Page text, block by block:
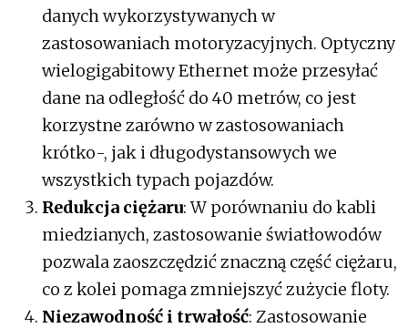
danych wykorzystywanych w
zastosowaniach motoryzacyjnych. Optyczny
wielogigabitowy Ethernet może przesyłać
dane na odległość do 40 metrów, co jest
korzystne zarówno w zastosowaniach
krótko-, jak i długodystansowych we
wszystkich typach pojazdów.
Redukcja ciężaru: W porównaniu do kabli
miedzianych, zastosowanie światłowodów
pozwala zaoszczędzić znaczną część ciężaru,
co z kolei pomaga zmniejszyć zużycie floty.
Niezawodność i trwałość: Zastosowanie